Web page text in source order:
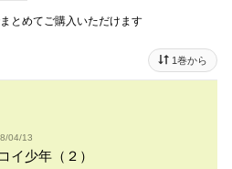
とめてご購入いただけます
1巻から
04/13
イ少年（２）